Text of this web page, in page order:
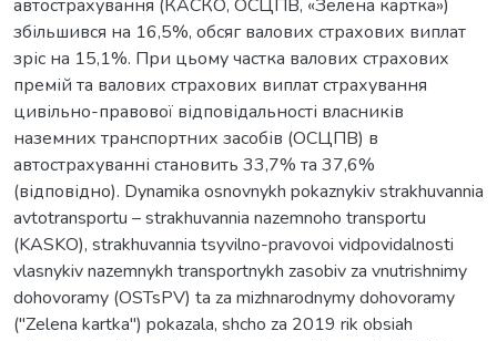
автострахування (КАСКО, ОСЦПВ, «Зелена картка»)
збільшився на 16,5%, обсяг валових страхових виплат
зріс на 15,1%. При цьому частка валових страхових
премій та валових страхових виплат страхування
цивільно-правової відповідальності власників
наземних транспортних засобів (ОСЦПВ) в
автострахуванні становить 33,7% та 37,6%
(відповідно). Dynamika osnovnykh pokaznykiv strakhuvannia
avtotransportu – strakhuvannia nazemnoho transportu
(KASKO), strakhuvannia tsyvilno-pravovoi vidpovidalnosti
vlasnykiv nazemnykh transportnykh zasobiv za vnutrishnimy
dohovoramy (OSTsPV) ta za mizhnarodnymy dohovoramy
("Zelena kartka") pokazala, shcho za 2019 rik obsiah